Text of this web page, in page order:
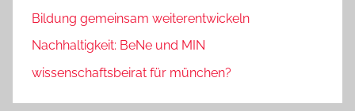
Bildung gemeinsam weiterentwickeln
Nachhaltigkeit: BeNe und MIN
wissenschaftsbeirat für münchen?